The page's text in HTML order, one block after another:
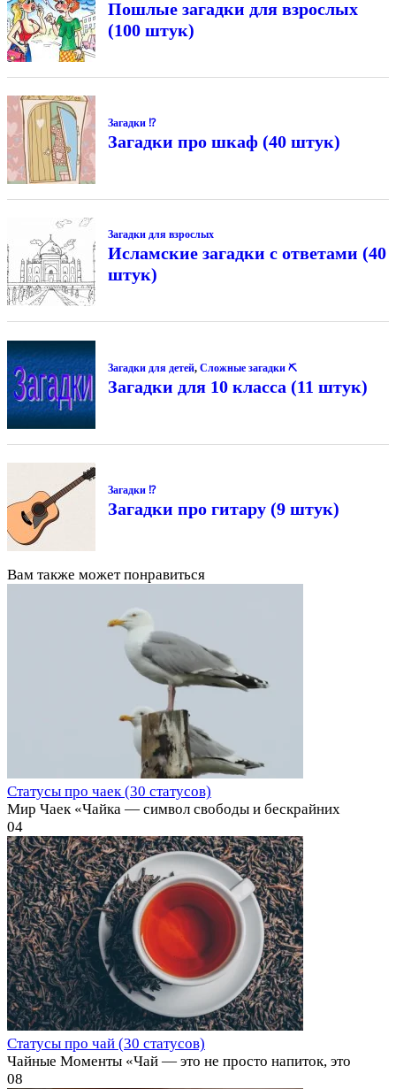
Пошлые загадки для взрослых
(100 штук)
Загадки ⁉
Загадки про шкаф (40 штук)
Загадки для взрослых
Исламские загадки с ответами (40
штук)
Загадки для детей, Сложные загадки ⛏
Загадки для 10 класса (11 штук)
Загадки ⁉
Загадки про гитару (9 штук)
Вам также может понравиться
Статусы про чаек (30 статусов)
Мир Чаек «Чайка — символ свободы и бескрайних
04
Статусы про чай (30 статусов)
Чайные Моменты «Чай — это не просто напиток, это
08